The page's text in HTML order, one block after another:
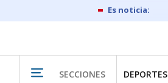
SECCIONES DEPORTES